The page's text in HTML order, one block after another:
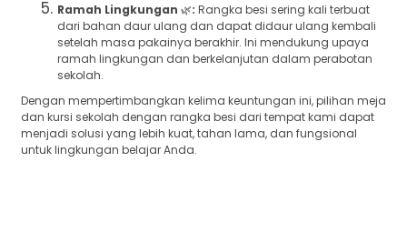
Ramah Lingkungan 🌿: Rangka besi sering kali terbuat
dari bahan daur ulang dan dapat didaur ulang kembali
setelah masa pakainya berakhir. Ini mendukung upaya
ramah lingkungan dan berkelanjutan dalam perabotan
sekolah.
Dengan mempertimbangkan kelima keuntungan ini, pilihan meja
dan kursi sekolah dengan rangka besi dari tempat kami dapat
menjadi solusi yang lebih kuat, tahan lama, dan fungsional
untuk lingkungan belajar Anda.